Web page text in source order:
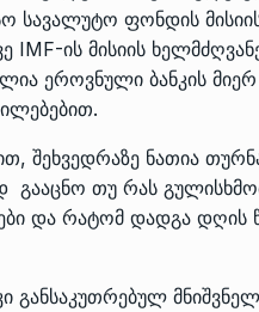
სავალუტო ფონდის
IMF-ის მისიის
ეროვნული ბანკის მიერ
შეხვედრაზე ნათია
თუ რას
და რატომ დადგა დღის
განსაკუთრებულ
ზაქარია
ოპერისა და
13/05/2022
ზაქარია
ოპერისა და